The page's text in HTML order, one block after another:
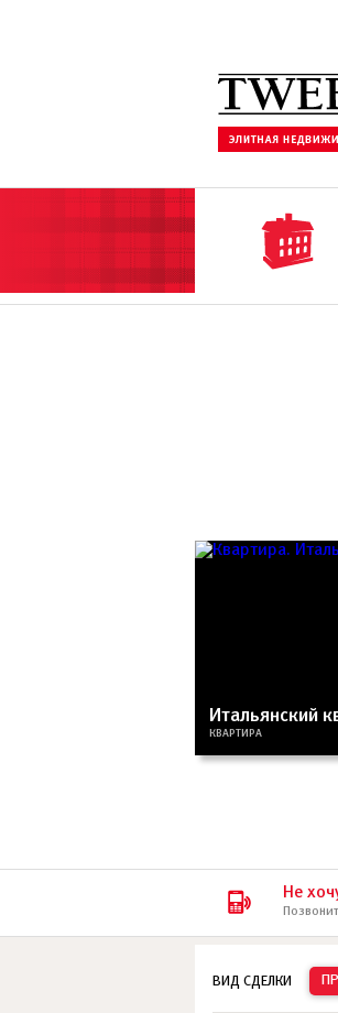
Итальянский
КВАРТИРА
Не
ВИД СДЕЛКИ